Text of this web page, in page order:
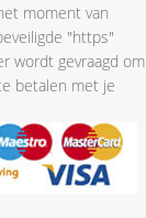
moment van
"https"
wordt gevraagd om
betalen met je